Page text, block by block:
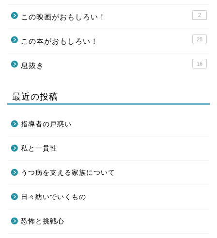
この映画がおもしろい！ 2
この本がおもしろい！ 28
息抜き 16
最近の投稿
指導者の戸惑い
私と一貫性
うつ病を支える家族について
日々紡いでいくもの
恐怖と挑戦心